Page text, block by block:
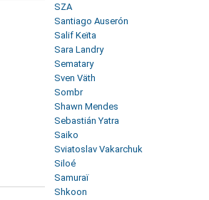
SZA
Santiago Auserón
Salif Keïta
Sara Landry
Sematary
Sven Väth
Sombr
Shawn Mendes
Sebastián Yatra
Saiko
Sviatoslav Vakarchuk
Siloé
Samuraï
Shkoon